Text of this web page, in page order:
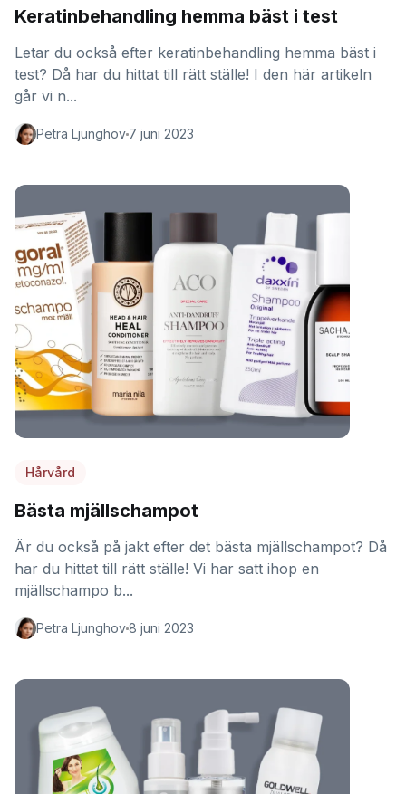
Keratinbehandling hemma bäst i test
Letar du också efter keratinbehandling hemma bäst i
test? Då har du hittat till rätt ställe! I den här artikeln
går vi n...
Petra Ljunghov 7 juni 2023
Hårvård
Bästa mjällschampot
Är du också på jakt efter det bästa mjällschampot? Då
har du hittat till rätt ställe! Vi har satt ihop en
mjällschampo b...
Petra Ljunghov8 juni 2023